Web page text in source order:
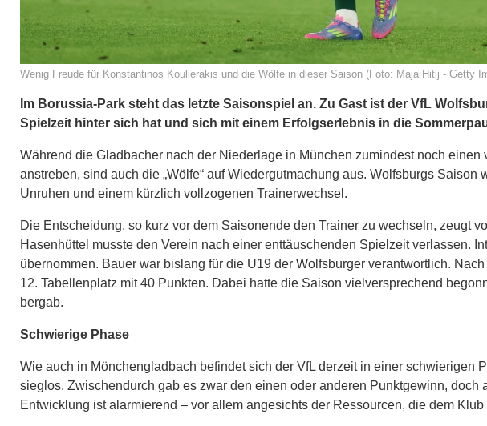
Wenig Freude für Konstantinos Koulierakis und die Wölfe in dieser Saison (Foto: Maja Hitij - Getty
Im Borussia-Park steht das letzte Saisonspiel an. Zu Gast ist der VfL
Spielzeit hinter sich hat und sich mit einem Erfolgserlebnis in die
Während die Gladbacher nach der Niederlage in München zumindest noch
anstreben, sind auch die „Wölfe“ auf Wiedergutmachung aus. Wolfsburgs
Unruhen und einem kürzlich vollzogenen Trainerwechsel.
Die Entscheidung, so kurz vor dem Saisonende den Trainer zu wechseln, zeugt
Hasenhüttel musste den Verein nach einer enttäuschenden Spielzeit verlassen.
übernommen. Bauer war bislang für die U19 der Wolfsburger verantwortlich.
12. Tabellenplatz mit 40 Punkten. Dabei hatte die Saison vielversprechend
bergab.
Schwierige Phase
Wie auch in Mönchengladbach befindet sich der VfL derzeit in einer schwierigen
sieglos. Zwischendurch gab es zwar den einen oder anderen Punktgewinn,
Entwicklung ist alarmierend – vor allem angesichts der Ressourcen, die dem Klub